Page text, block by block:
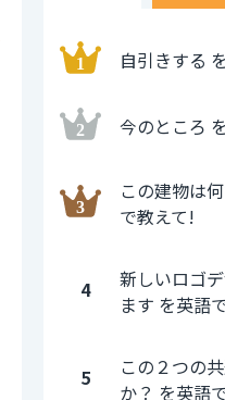
自引きする
今のところ
この建物は
で教えて!
4
新しいロゴ
ます を英語
5
この２つの
か？ を英語